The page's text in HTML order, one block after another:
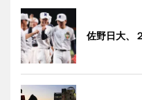
佐野日大、